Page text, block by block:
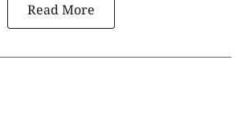
Read More